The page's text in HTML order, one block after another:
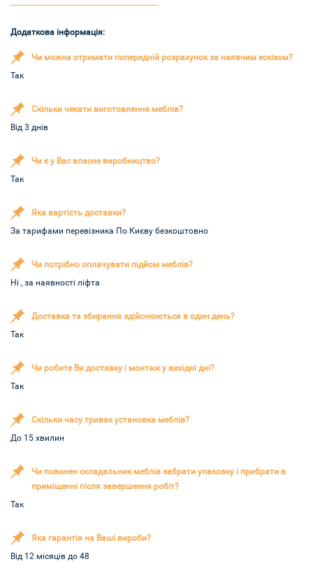
Додаткова інформація:
Чи можна отримати попередній розрахунок за наявним ескізом?
Так
Скільки чекати виготовлення меблів?
Від 3 днів
Чи є у Вас власне виробництво?
Так
Яка вартість доставки?
За тарифами перевізника По Києву безкоштовно
Чи потрібно оплачувати підйом меблів?
Ні , за наявності ліфта
Доставка та збирання здійснюються в один день?
Так
Чи робите Ви доставку і монтаж у вихідні дні?
Так
Скільки часу триває установка меблів?
До 15 хвилин
Чи повинен складальник меблів забрати упаковку і прибрати в
приміщенні після завершення робіт?
Так
Яка гарантія на Ваші вироби?
Від 12 місяців до 48